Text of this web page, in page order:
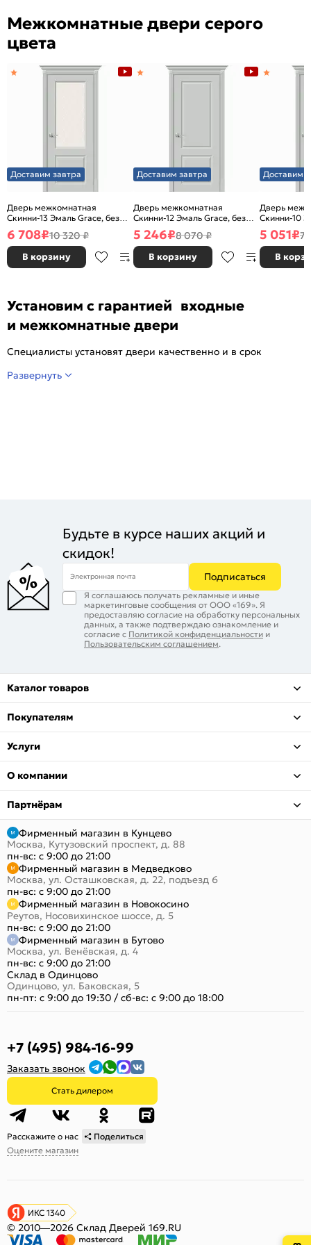
Межкомнатные двери серого
цвета
Доставим завтра
Дверь межкомнатная
Скинни-13 Эмаль Grace, без
декора, остекленная, white
сrystal, без кромки, скиновая
6 708₽10 320 ₽
В корзину
Доставим завтра
Дверь межкомнатная
Скинни-12 Эмаль Grace, без
декора, глухая, без стекла,
без кромки, скиновая
5 246₽8 070 ₽
В корзину
Доставим
Дверь
Скинни-10
декора,
без кромки,
5 051₽7
В
Установим с гарантией входные
и межкомнатные двери
Специалисты установят двери качественно и в срок
Развернуть
Будьте в курсе наших акций и
скидок!
Электронная почта Подписаться
Я соглашаюсь получать рекламные и иные
маркетинговые сообщения от ООО «169». Я
предоставляю согласие на обработку персональных
данных, а также подтверждаю ознакомление и
согласие с Политикой конфиденциальности и
Пользовательским соглашением.
Каталог товаров
Покупателям
Услуги
О компании
Партнёрам
Фирменный магазин в Кунцево
Москва, Кутузовский проспект, д. 88
пн-вс: с 9:00 до 21:00
Фирменный магазин в Медведково
Москва, ул. Осташковская, д. 22, подъезд 6
пн-вс: с 9:00 до 21:00
Фирменный магазин в Новокосино
Реутов, Носовихинское шоссе, д. 5
пн-вс: с 9:00 до 21:00
Фирменный магазин в Бутово
Москва, ул. Венёвская, д. 4
пн-вс: с 9:00 до 21:00
Склад в Одинцово
Одинцово, ул. Баковская, 5
пн-пт: с 9:00 до 19:30 /сб-вс: с 9:00 до 18:00
+7 (495) 984-16-99
Заказать звонок
Стать дилером
Расскажите о нас
Поделиться
Оцените магазин
ИКС 1340
© 2010—2026 Склад Дверей 169.RU